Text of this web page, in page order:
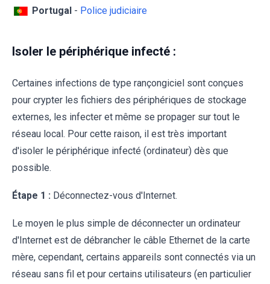
Portugal - Police judiciaire
Isoler le périphérique infecté :
Certaines infections de type rançongiciel sont conçues
pour crypter les fichiers des périphériques de stockage
externes, les infecter et même se propager sur tout le
réseau local. Pour cette raison, il est très important
d'isoler le périphérique infecté (ordinateur) dès que
possible.
Étape 1 : Déconnectez-vous d'Internet.
Le moyen le plus simple de déconnecter un ordinateur
d'Internet est de débrancher le câble Ethernet de la carte
mère, cependant, certains appareils sont connectés via un
réseau sans fil et pour certains utilisateurs (en particulier